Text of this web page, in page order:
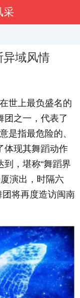
采
异域风情
世上最负盛名的
团之一，代表了
是指最危险的、
体现其舞蹈动作
，堪称“舞蹈界
演出，时隔六
团将再度造访闽南